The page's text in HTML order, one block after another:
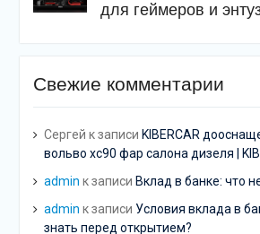
для геймеров и
Свежие комментарии
Сергей к записи KIBERCAR
вольво хс90 фар салона дизеля |
admin к записи Вклад в банке: что
admin к записи Условия вклада в
знать перед открытием?